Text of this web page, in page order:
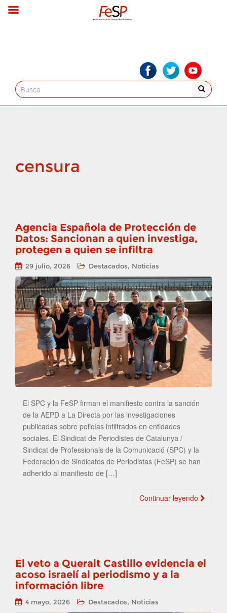
Search
for:
censura
Agencia Española de Protección de
Datos: Sancionan a quien investiga,
protegen a quien se infiltra
29 julio, 2026 Destacados, Noticias
El SPC y la FeSP firman el manifiesto contra la sanción
de la AEPD a La Directa por las investigaciones
publicadas sobre policías infiltrados en entidades
sociales. El Sindicat de Periodistes de Catalunya /
Sindicat de Professionals de la Comunicació (SPC) y la
Federación de Sindicatos de Periodistas (FeSP) se han
adherido al manifiesto de […]
Continuar leyendo
El veto a Queralt Castillo evidencia el
acoso israelí al periodismo y a la
información libre
4 mayo, 2026 Destacados, Noticias